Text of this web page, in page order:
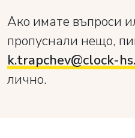
Ако имате въпроси
пропуснали нещо,
k.trapchev@clock-
лично.